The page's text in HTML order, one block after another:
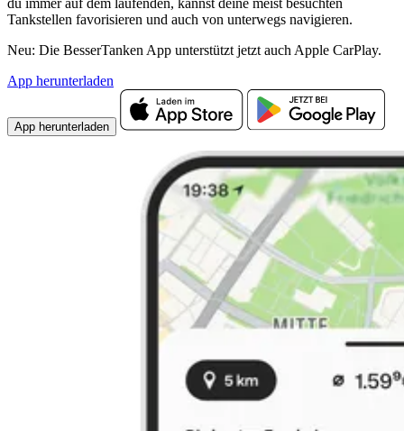
du immer auf dem laufenden, kannst deine meist besuchten
Tankstellen favorisieren und auch von unterwegs navigieren.
Neu: Die BesserTanken App unterstützt jetzt auch Apple CarPlay.
App herunterladen
App herunterladen